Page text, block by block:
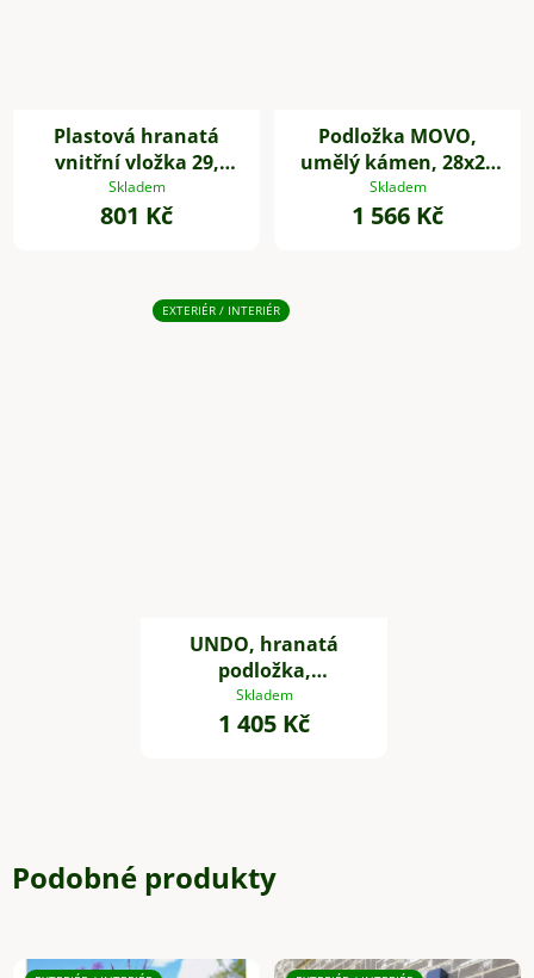
Plastová hranatá
vnitřní vložka 29,
32*29*29 cm, se
zavlažovacím setem,
Skladem
801 Kč
Podložka MOVO,
umělý kámen, 28x28
cm, šedá
Skladem
1 566 Kč
EXTERIÉR / INTERIÉR
UNDO, hranatá
podložka,
sklolaminát, 34 * 34
cm, antracit
Skladem
1 405 Kč
Podobné produkty